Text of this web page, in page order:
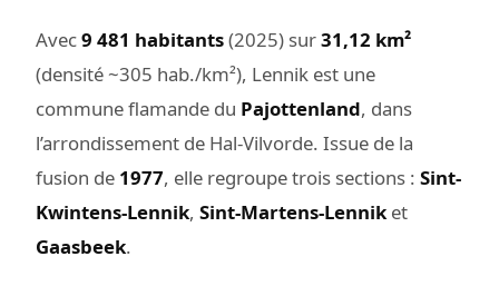
Avec9 481 habitants(2025) sur31,12 km²
(densité ~305 hab./km²), Lennik est une
commune flamande du Pajottenland, dans
l’arrondissement de Hal-Vilvorde. Issue de la
fusion de 1977, elle regroupe trois sections : Sint-
Kwintens-Lennik, Sint-Martens-Lenniket
Gaasbeek.